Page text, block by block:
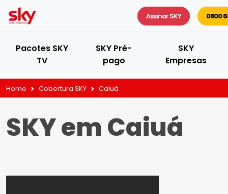
Assinar SKY 0800
Pacotes SKY
TV
SKY Pré-
pago
SKY
Empresas
Home Cobertura SKY Caiuá
SKY em Caiuá